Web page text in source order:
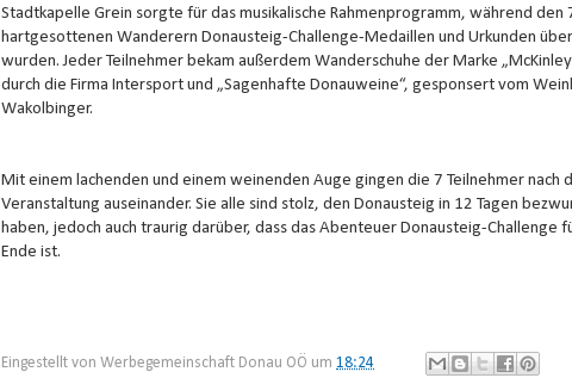
Stadtkapelle Grein sorgte für das musikalische Rahmenprogramm, während den
hartgesottenen Wanderern Donausteig-Challenge-Medaillen und Urkunden
wurden. Jeder Teilnehmer bekam außerdem Wanderschuhe der Marke
durch die Firma Intersport und „Sagenhafte Donauweine“, gesponsert vom
Wakolbinger.
Mit einem lachenden und einem weinenden Auge gingen die 7 Teilnehmer nach
Veranstaltung auseinander. Sie alle sind stolz, den Donausteig in 12 Tagen
haben, jedoch auch traurig darüber, dass das Abenteuer Donausteig-Challenge
Ende ist.
Eingestellt von Werbegemeinschaft Donau OÖ um 18:24